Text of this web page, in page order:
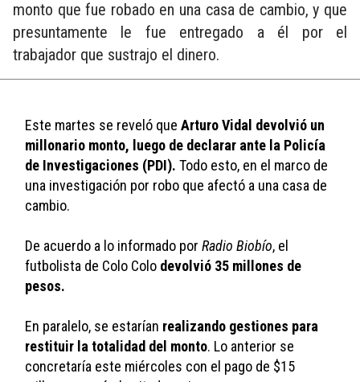
monto que fue robado en una casa de cambio, y que
presuntamente le fue entregado a él por el
trabajador que sustrajo el dinero.
Este martes se reveló que Arturo Vidal devolvió un
millonario monto, luego de declarar ante la Policía
de Investigaciones (PDI). Todo esto, en el marco de
una investigación por robo que afectó a una casa de
cambio.
De acuerdo a lo informado por Radio Biobío, el
futbolista de Colo Colo devolvió 35 millones de
pesos.
En paralelo, se estarían realizando gestiones para
restituir la totalidad del monto. Lo anterior se
concretaría este miércoles con el pago de $15